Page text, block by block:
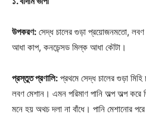
উপকরণ: সেদ্ধ চালের গুড়া প্রয়োজনমতো, লবণ
আধা কাপ, কনডেন্সড মিল্ক আধা কৌটা।
প্রস্তুত প্রণালি: প্রথমে সেদ্ধ চালের গুড়া
লবণ মেশান। এমন পরিমাণ পানি অল্প অল্প করে
মনে হয় অথচ দলা না বাঁধে। পানি মেশানোর